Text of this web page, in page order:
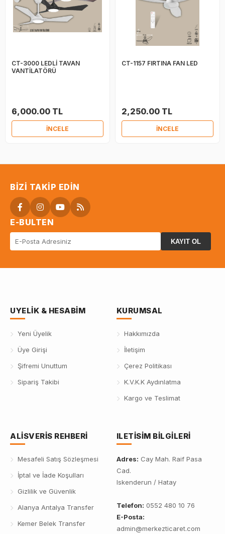
CT-3000 LEDLİ TAVAN
VANTİLATÖRÜ
6,000.00 TL
İNCELE
CT-1157 FIRTINA FAN LED
2,250.00 TL
İNCELE
BIZI TAKIP EDIN
E-BULTEN
KAYIT OL
UYELIK & HESABIM
Yeni Üyelik
Üye Girişi
Şifremi Unuttum
Sipariş Takibi
KURUMSAL
Hakkımızda
İletişim
Çerez Politikası
K.V.K.K Aydınlatma
Kargo ve Teslimat
ALISVERIS REHBERI
Mesafeli Satış Sözleşmesi
İptal ve İade Koşulları
Gizlilik ve Güvenlik
Alanya Antalya Transfer
Kemer Belek Transfer
ILETISIM BILGILERI
Adres: Cay Mah. Raif Pasa
Cad.
Iskenderun / Hatay
Telefon: 0552 480 10 76
E-Posta:
admin@merkezticaret.com